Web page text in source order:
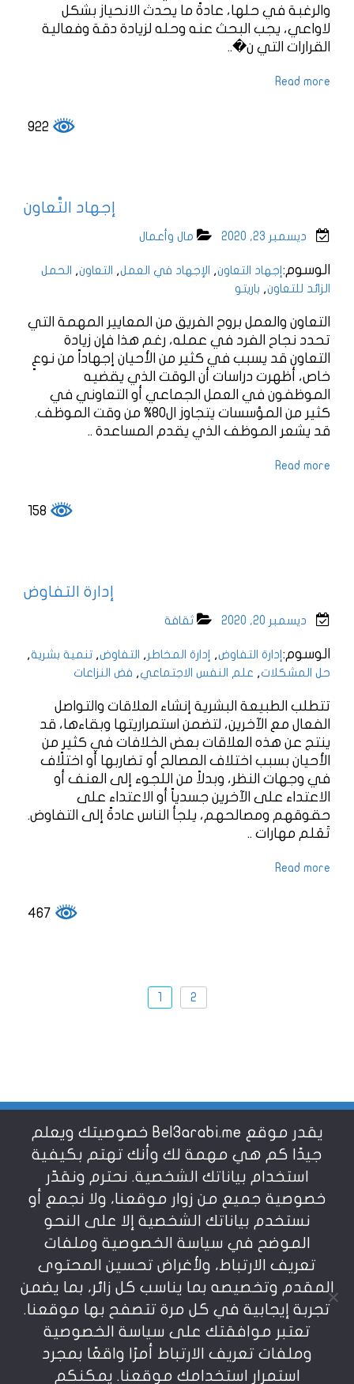
والرغبة في حلها، عادةً ما يحدث الانحياز بشكل
لاواعي، يجب البحث عنه وحله لزيادة دقة وفعالية
القرارات التي ن�..
Read more
إجهاد التَّعاون
ديسمبر 23, 2020 مال وأعمال
الوسوم: إجهاد التعاون, الإجهاد في العمل, التعاون, الحمل
الزائد للتعاون, باريتو
التعاون والعمل بروح الفريق من المعايير المهمة التي
تحدد نجاح الفرد في عمله، رغم هذا فإن زيادة
التعاون قد يسبب في كثير من الأحيان إجهاداً من نوعٍ
خاص، أظهرت دراسات أن الوقت الذي يقضيه
الموظفون في العمل الجماعي أو التعاوني في
كثير من المؤسسات يتجاوز ال80% من وقت الموظف.
قد يشعر الموظف الذي يقدم المساعدة ..
Read more
إدارة التفاوض
ديسمبر 20, 2020 ثقافة
الوسوم: إدارة التفاوض, إدارة المخاطر, التفاوض, تنمية بشرية,
حل المشكلات, علم النفس الاجتماعي, فض النزاعات
تتطلب الطبيعة البشرية إنشاء العلاقات والتواصل
الفعال مع الآخرين، لتضمن استمراريتها وبقاءها، قد
ينتج عن هذه العلاقات بعض الخلافات في كثيرٍ من
الأحيان بسبب اختلاف المصالح أو تضاربها أو اختلاف
في وجهات النظر، وبدلاً من اللجوء إلى العنف أو
الاعتداء على الآخرين جسدياً أو الاعتداء على
حقوقهم ومصالحهم، يلجأ الناس عادةً إلى التفاوض.
تَعَلم مهارات ..
Read more
1 2
شروط الاستخدام
سياسة الخصوصية
عن بالعربي
يمنع نسخ أو إعادة استخدام المواد المنشورة على
يقدر موقع Bel3arabi.me خصوصيتك ويعلم
جيدًا كم هي مهمة لك وأنك تهتم بكيفية
استخدام بياناتك الشخصية. نحترم ونقدّر
خصوصية جميع من زوار موقعنا، ولا نجمع أو
نستخدم بياناتك الشخصية إلا على النحو
الموضح في سياسة الخصوصية وملفات
تعريف الارتباط، ولأغراض تحسين المحتوى
المقدم وتخصيصه بما يناسب كل زائر، بما يضمن
تجربة إيجابية في كل مرة تتصفح بها موقعنا.
تعتبر موافقتك على سياسة الخصوصية
وملفات تعريف الارتباط أمرًا واقعًا بمجرد
استمرار استخدامك موقعنا. يمكنكم